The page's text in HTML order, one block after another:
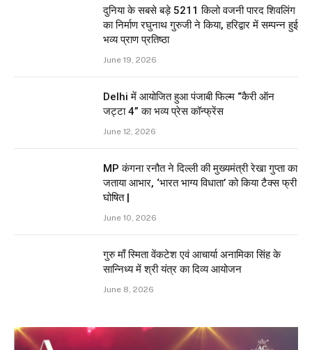
दुनिया के सबसे बड़े 5211 किलो वजनी पारद शिवलिंग
का निर्माण रघुनाथ गुरुजी ने किया, हरिद्वार में सम्पन्न हुई
भव्य प्राण प्रतिष्ठा
June 19, 2026
Delhi में आयोजित हुआ पंजाबी फिल्म “कैरी ऑन
जट्टा 4” का भव्य प्रेस कॉन्फ्रेंस
June 12, 2026
MP कंगना रनौत ने दिल्ली की मुख्यमंत्री रेखा गुप्ता का
जताया आभार, ‘भारत भाग्य विधाता’ को किया टैक्स फ्री
घोषित |
June 10, 2026
गुरु माँ स्मिता वेंकटेश एवं आचार्या अनामिका सिंह के
सान्निध्य में श्री यंत्र का दिव्य आयोजन
June 8, 2026